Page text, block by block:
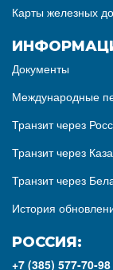
Карты железных
Документы
Международные
Транзит через
Транзит через
Транзит через
История
РОССИЯ:
+7 (385) 577-70-98